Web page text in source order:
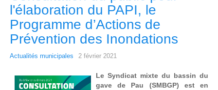
l'élaboration du PAPI, le
Programme d’Actions de
Prévention des Inondations
Actualités municipales 2 février 2021
Le Syndicat mixte du bassin du
gave de Pau (SMBGP) est en